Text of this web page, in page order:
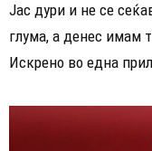
Јас дури и не се
глума, а денес имам
Искрено во една